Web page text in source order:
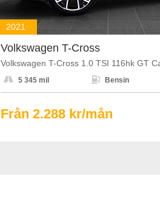
2021
Volkswagen T-Cross
 5 345 mil  Bensin
Från 2.288 kr/mån